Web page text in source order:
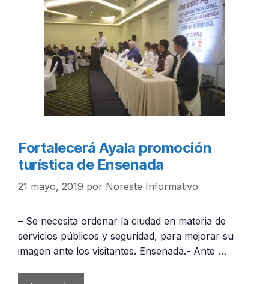
Fortalecerá Ayala promoción
turística de Ensenada
21 mayo, 2019 por Noreste Informativo
– Se necesita ordenar la ciudad en materia de
servicios públicos y seguridad, para mejorar su
imagen ante los visitantes. Ensenada.- Ante …